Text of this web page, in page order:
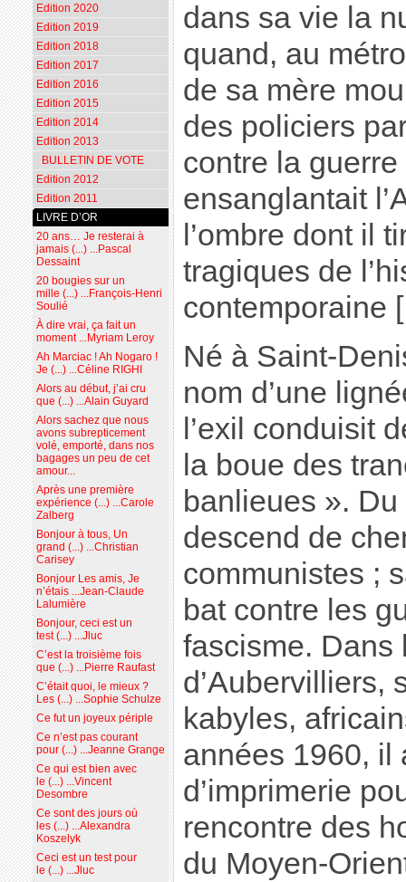
dans sa vie la
quand, au
de sa mère
des policiers
contre la
ensanglantait
l’ombre dont il
tragiques de
contemporaine
Né à Saint-
nom d’une
l’exil conduisit
la boue des
banlieues ».
descend de
communistes ;
bat contre les
fascisme. Dans
d’Aubervilliers,
kabyles,
années 1960, il
d’imprimerie
rencontre des
du Moyen-
Edition 2020
Edition 2019
Edition 2018
Edition 2017
Edition 2016
Edition 2015
Edition 2014
Edition 2013
BULLETIN DE VOTE
Edition 2012
Edition 2011
LIVRE D’OR
20 ans… Je resterai à
jamais (...) ...Pascal
Dessaint
20 bougies sur un
mille (...) ...François-Henri
Soulié
À dire vrai, ça fait un
moment ...Myriam Leroy
Ah Marciac ! Ah Nogaro !
Je (...) ...Céline RIGHI
Alors au début, j’ai cru
que (...) ...Alain Guyard
Alors sachez que nous
avons subrepticement
volé, emporté, dans nos
bagages un peu de cet
amour...
Après une première
expérience (...) ...Carole
Zalberg
Bonjour à tous, Un
grand (...) ...Christian
Carisey
Bonjour Les amis, Je
n’étais ...Jean-Claude
Lalumière
Bonjour, ceci est un
test (...) ...Jluc
C’est la troisième fois
que (...) ...Pierre Raufast
C’était quoi, le mieux ?
Les (...) ...Sophie Schulze
Ce fut un joyeux périple
Ce n’est pas courant
pour (...) ...Jeanne Grange
Ce qui est bien avec
le (...) ...Vincent
Desombre
Ce sont des jours où
les (...) ...Alexandra
Koszelyk
Ceci est un test pour
le (...) ...Jluc